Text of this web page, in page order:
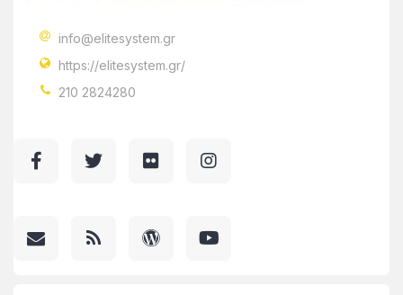
info@elitesystem.gr
https://elitesystem.gr/
210 2824280